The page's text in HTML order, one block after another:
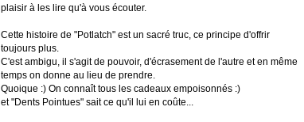
plaisir à les lire qu'à vous écouter.
Cette histoire de "Potlatch" est un sacré truc, ce principe d'offrir
toujours plus.
C'est ambigu, il s'agit de pouvoir, d'écrasement de l'autre et en même
temps on donne au lieu de prendre.
Quoique :) On connaît tous les cadeaux empoisonnés :)
et "Dents Pointues" sait ce qu'il lui en coûte...